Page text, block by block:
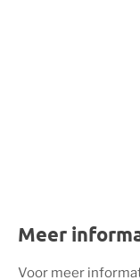
Meer
Voor meer